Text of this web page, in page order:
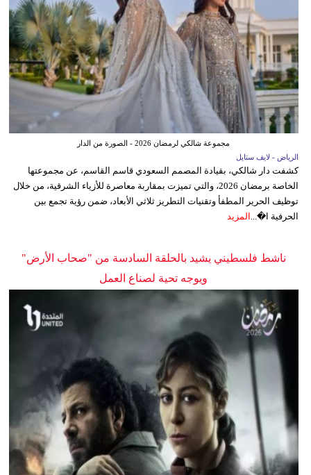
مجموعة شالكي لرمضان 2026 - الصورة من الدار
الرياض - لايف ستايل
كشفت دار شالكي، بقيادة المصمم السعودي قاسم القاسم، عن مجموعتها
الخاصة برمضان 2026، والتي تميزت بمقاربة معاصرة للأزياء الشرقية، من خلال
توظيف الحرير المطفأ وتقنيات التطريز ثلاثي الأبعاد، ضمن رؤية تجمع بين
الحرفية ا�... المزيد
ناشط فلسطيني يشيد بالحلقة السادسة من "صحاب الأرض"
ويوجه تحية لصناع العمل